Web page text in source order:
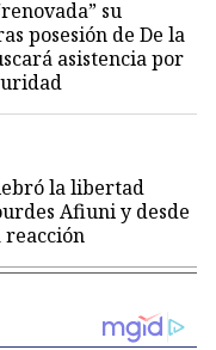
su
posesión de De la
asistencia por
la libertad
Afiuni y desde
reacción